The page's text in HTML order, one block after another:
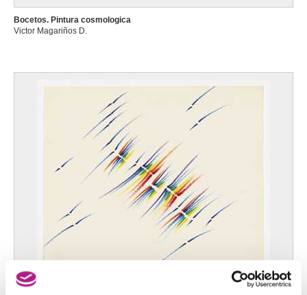
Bocetos. Pintura cosmologica
Victor Magariños D.